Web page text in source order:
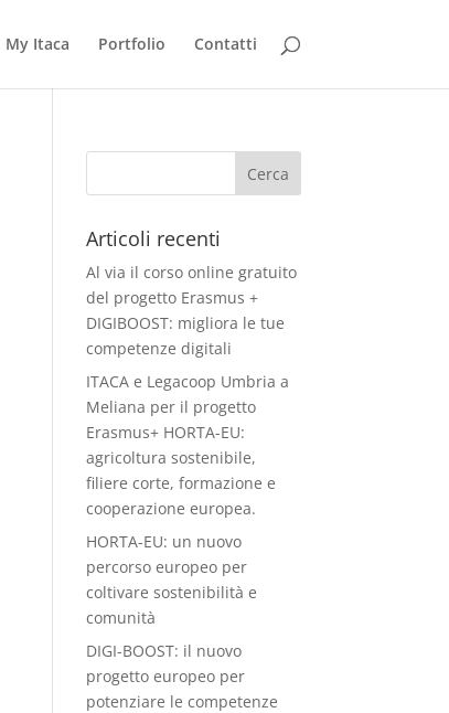
My Itaca Portfolio Contatti
Articoli recenti
Al via il corso online gratuito
del progetto Erasmus +
DIGIBOOST: migliora le tue
competenze digitali
ITACA e Legacoop Umbria a
Meliana per il progetto
Erasmus+ HORTA-EU:
agricoltura sostenibile,
filiere corte, formazione e
cooperazione europea.
HORTA-EU: un nuovo
percorso europeo per
coltivare sostenibilità e
comunità
DIGI-BOOST: il nuovo
progetto europeo per
potenziare le competenze